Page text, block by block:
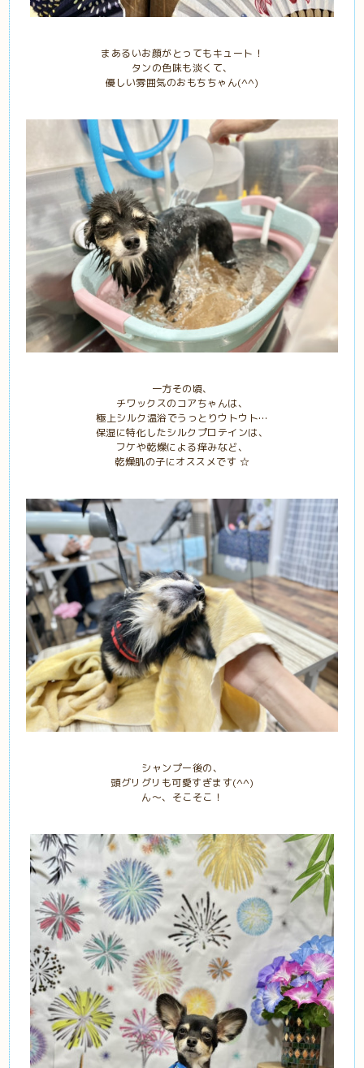
まあるいお顔がとってもキュート！
タンの色味も淡くて、
優しい雰囲気のおもちちゃん(^^)
一方その頃、
チワックスのコアちゃんは、
極上シルク温浴でうっとりウトウト…
保湿に特化したシルクプロテインは、
フケや乾燥による痒みなど、
乾燥肌の子にオススメです ☆
シャンプー後の、
頭グリグリも可愛すぎます(^^)
ん〜、そこそこ！